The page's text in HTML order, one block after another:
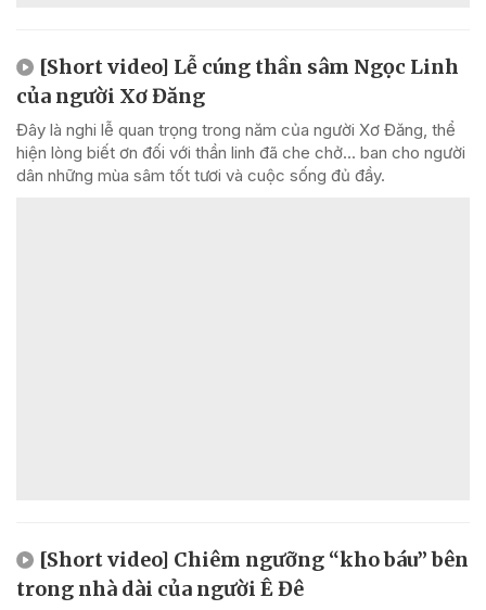
[Short video] Lễ cúng thần sâm Ngọc Linh
của người Xơ Đăng
Đây là nghi lễ quan trọng trong năm của người Xơ Đăng, thể
hiện lòng biết ơn đối với thần linh đã che chở... ban cho người
dân những mùa sâm tốt tươi và cuộc sống đủ đầy.
[Short video] Chiêm ngưỡng “kho báu” bên
trong nhà dài của người Ê Đê